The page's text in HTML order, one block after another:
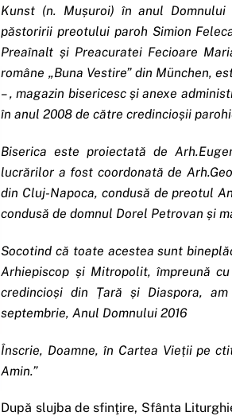
Kunst (n. Mușuroi) în anul Domnului
păstoririi preotului paroh Simion
Preaînalt și Preacuratei Fecioare
române „Buna Vestire” din München,
– , magazin bisericesc și anexe
în anul 2008 de către credincioșii
Biserica este proiectată de
lucrărilor a fost coordonată de
din Cluj-Napoca, condusă de preotul
condusă de domnul Dorel Petrovan și
Socotind că toate acestea sunt
Arhiepiscop și Mitropolit, împreună
credincioși din Țară și Diaspora,
septembrie, Anul Domnului 2016
Înscrie, Doamne, în Cartea Vieții pe
Amin.”
După slujba de sfinţire, Sfânta